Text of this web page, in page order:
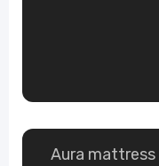
Aura mattress